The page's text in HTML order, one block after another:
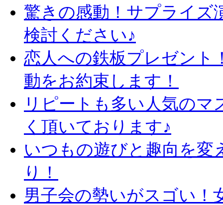
驚きの感動！サプライズ
検討ください♪
恋人への鉄板プレゼント
動をお約束します！
リピートも多い人気の
く頂いております♪
いつもの遊びと趣向を変
り！
男子会の勢いがスゴい！